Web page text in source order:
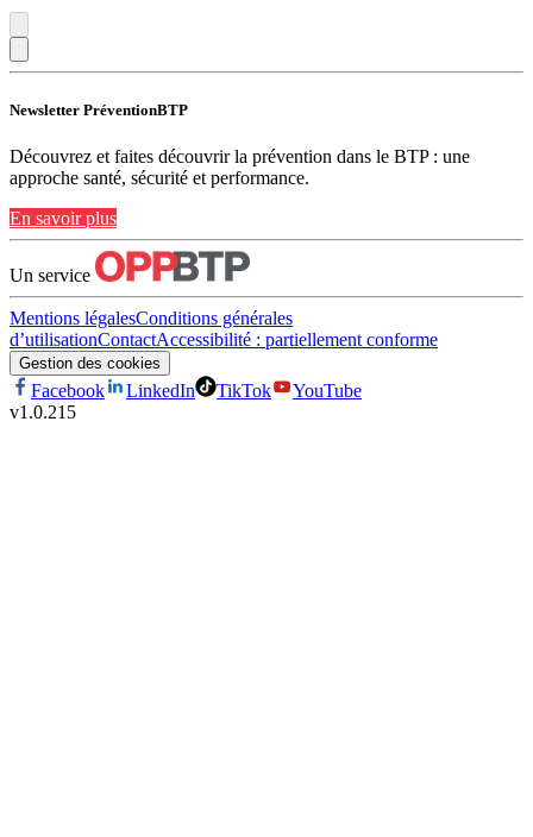
Newsletter PréventionBTP
Découvrez et faites découvrir la prévention dans le BTP : une
approche santé, sécurité et performance.
En savoir plus
Un service
Mentions légalesConditions générales
d’utilisationContactAccessibilité : partiellement conforme
Gestion des cookies
Facebook LinkedIn TikTok
YouTube
v1.0.215